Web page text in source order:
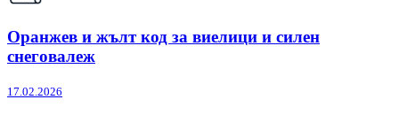
Оранжев и жълт код за виелици и силен
снеговалеж
17.02.2026